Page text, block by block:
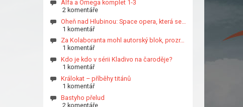
Alfa a Omega komplet 1-3
2 komentáře
Oheň nad Hlubinou: Space opera, která se…
1 komentář
Za Kolaboranta mohl autorský blok, prozr…
1 komentář
Kdo je kdo v sérii Kladivo na čaroděje?
1 komentář
Králokat – příběhy titánů
1 komentář
Bastyho přelud
2 komentáře